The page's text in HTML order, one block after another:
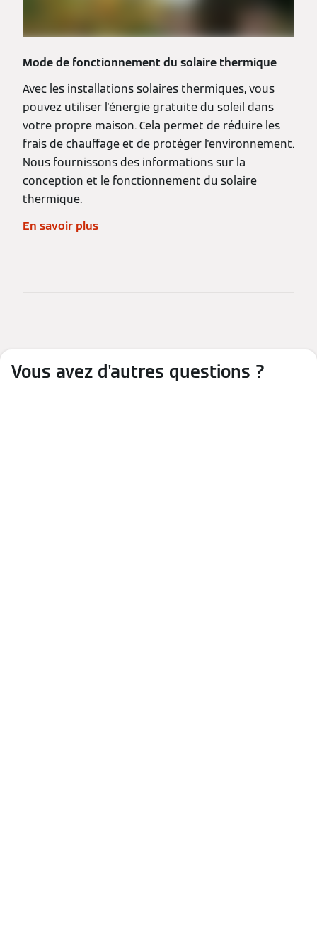
Mode de fonctionnement du solaire thermique
Avec les installations solaires thermiques, vous
pouvez utiliser l'énergie gratuite du soleil dans
votre propre maison. Cela permet de réduire les
frais de chauffage et de protéger l'environnement.
Nous fournissons des informations sur la
conception et le fonctionnement du solaire
thermique.
En savoir plus
Vous avez d'autres questions ?